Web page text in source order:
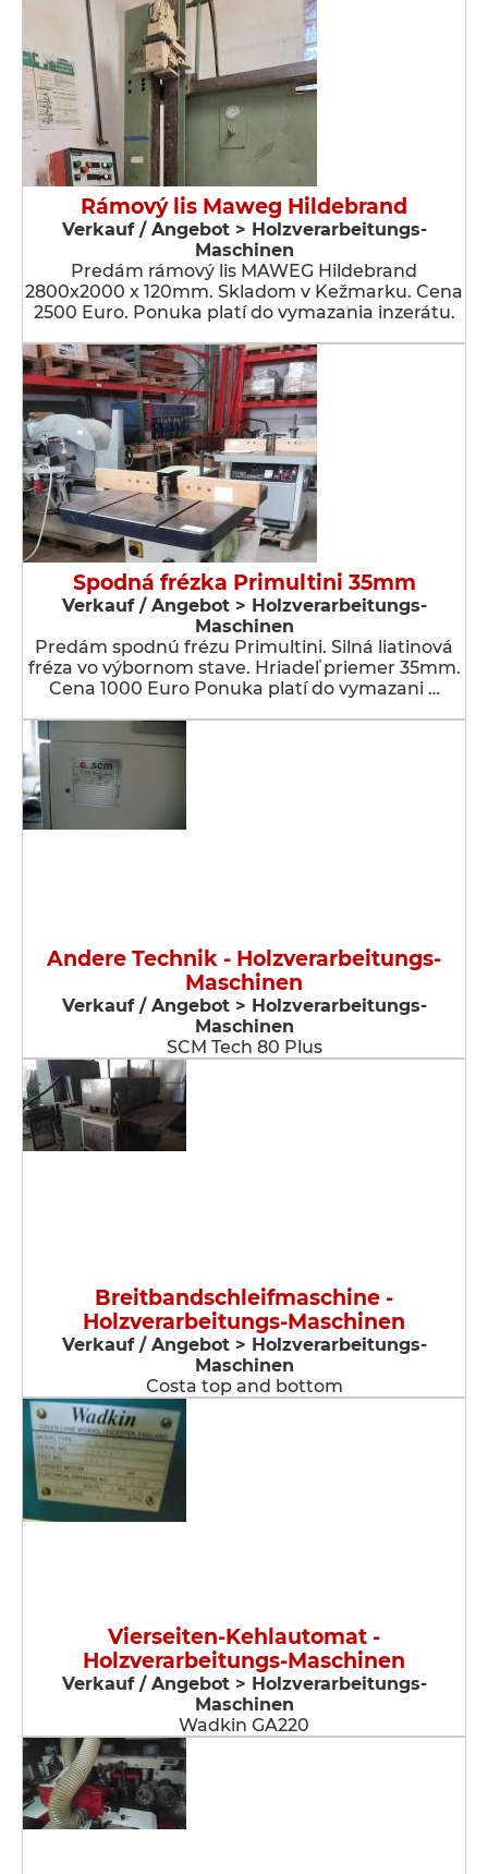
Rámový lis Maweg Hildebrand
Verkauf / Angebot > Holzverarbeitungs-
Maschinen
Predám rámový lis MAWEG Hildebrand
2800x2000 x 120mm. Skladom v Kežmarku. Cena
2500 Euro. Ponuka platí do vymazania inzerátu.
Spodná frézka Primultini 35mm
Verkauf / Angebot > Holzverarbeitungs-
Maschinen
Predám spodnú frézu Primultini. Silná liatinová
fréza vo výbornom stave. Hriadeľ priemer 35mm.
Cena 1000 Euro Ponuka platí do vymazani …
Andere Technik - Holzverarbeitungs-
Maschinen
Verkauf / Angebot > Holzverarbeitungs-
Maschinen
SCM Tech 80 Plus
Breitbandschleifmaschine -
Holzverarbeitungs-Maschinen
Verkauf / Angebot > Holzverarbeitungs-
Maschinen
Costa top and bottom
Vierseiten-Kehlautomat -
Holzverarbeitungs-Maschinen
Verkauf / Angebot > Holzverarbeitungs-
Maschinen
Wadkin GA220